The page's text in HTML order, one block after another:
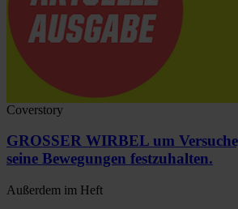
Coverstory
GROSSER WIRBEL um
seine Bewegungen festzuhalten.
Außerdem im Heft